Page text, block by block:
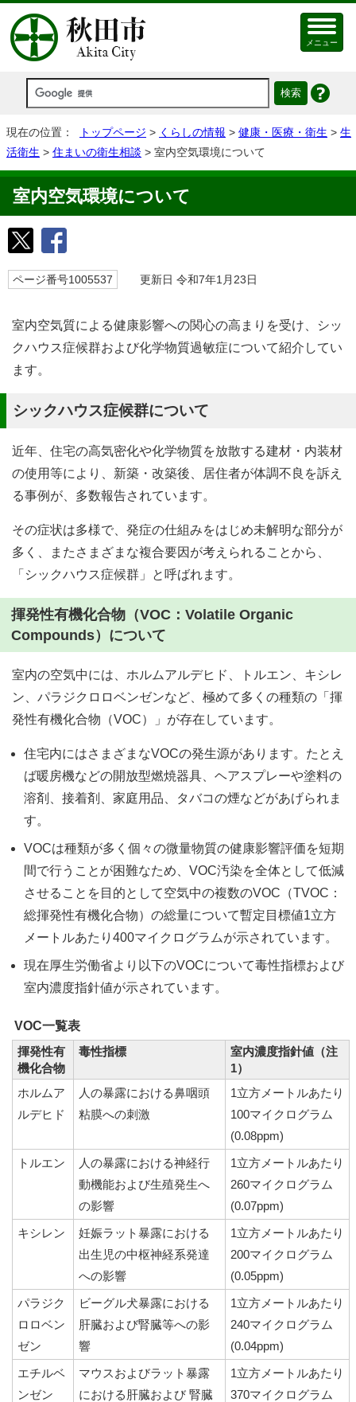
メニュー
現在の位置： トップページ > くらしの情報 > 健康・医療・衛生 > 生
活衛生 > 住まいの衛生相談 > 室内空気環境について
室内空気環境について
ページ番号1005537 更新日 令和7年1月23日
室内空気質による健康影響への関心の高まりを受け、シッ
クハウス症候群および化学物質過敏症について紹介してい
ます。
シックハウス症候群について
近年、住宅の高気密化や化学物質を放散する建材・内装材
の使用等により、新築・改築後、居住者が体調不良を訴え
る事例が、多数報告されています。
その症状は多様で、発症の仕組みをはじめ未解明な部分が
多く、またさまざまな複合要因が考えられることから、
「シックハウス症候群」と呼ばれます。
揮発性有機化合物（VOC： Volatile Organic
Compounds）について
室内の空気中には、ホルムアルデヒド、トルエン、キシレ
ン、パラジクロロベンゼンなど、極めて多くの種類の「揮
発性有機化合物（VOC）」が存在しています。
住宅内にはさまざまなVOCの発生源があります。たとえ
ば暖房機などの開放型燃焼器具、ヘアスプレーや塗料の
溶剤、接着剤、家庭用品、タバコの煙などがあげられま
す。
VOCは種類が多く個々の微量物質の健康影響評価を短期
間で行うことが困難なため、VOC汚染を全体として低減
させることを目的として空気中の複数のVOC（TVOC：
総揮発性有機化合物）の総量について暫定目標値1立方
メートルあたり400マイクログラムが示されています。
現在厚生労働省より以下のVOCについて毒性指標および
室内濃度指針値が示されています。
VOC一覧表
揮発性有
機化合物
毒性指標
室内濃度指針値（注
1）
ホルムア
ルデヒド
人の暴露における鼻咽頭
粘膜への刺激
1立方メートルあたり
100マイクログラム
(0.08ppm)
トルエン
人の暴露における神経行
動機能および生殖発生へ
の影響
1立方メートルあたり
260マイクログラム
(0.07ppm)
キシレン
妊娠ラット暴露における
出生児の中枢神経系発達
への影響
1立方メートルあたり
200マイクログラム
(0.05ppm)
パラジク
ロロベン
ゼン
ビーグル犬暴露における
肝臓および腎臓等への影
響
1立方メートルあたり
240マイクログラム
(0.04ppm)
エチルベ
ンゼン
マウスおよびラット暴露
における肝臓および 腎臓
1立方メートルあたり
370マイクログラム